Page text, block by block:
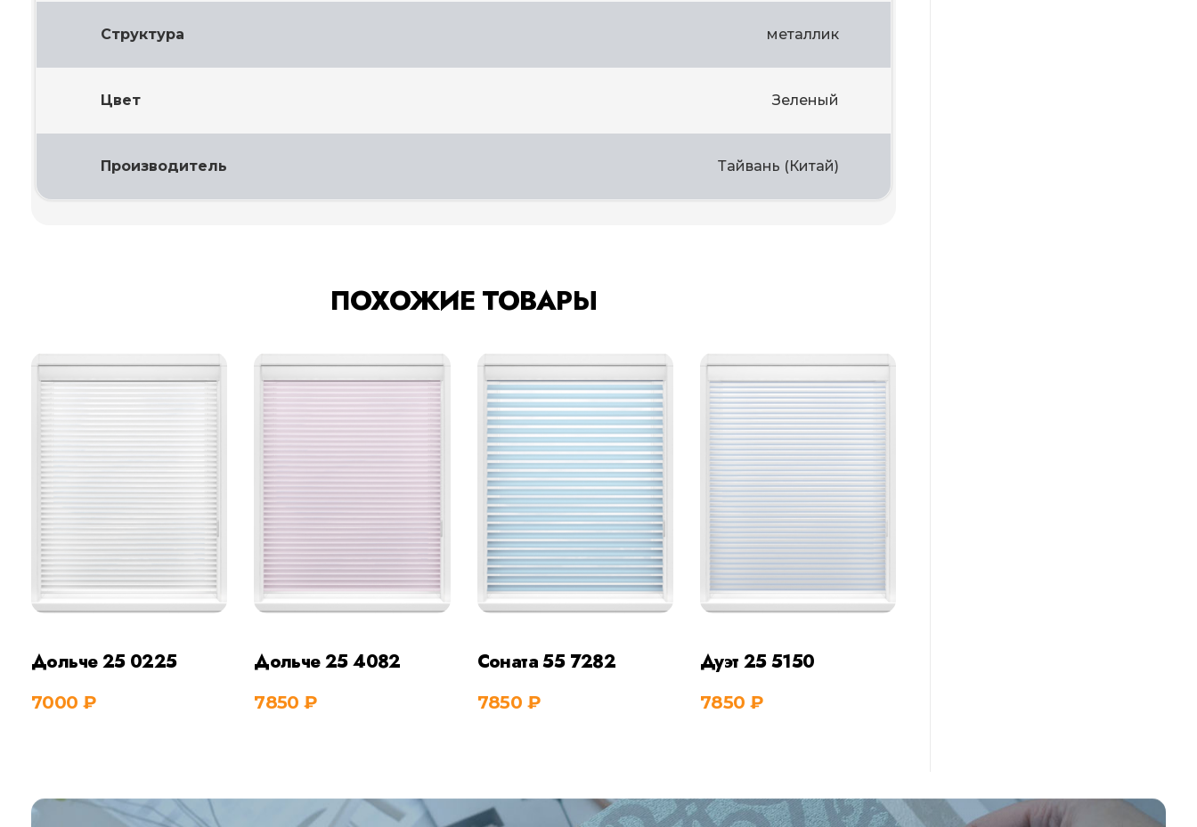
Структура металлик
Цвет Зеленый
Производитель Тайвань (Китай)
ПОХОЖИЕ ТОВАРЫ
Дольче 25 0225
7000 ₽
Дольче 25 4082
7850₽
Соната 55 7282
7850 ₽
Дуэт 25 5150
7850 ₽